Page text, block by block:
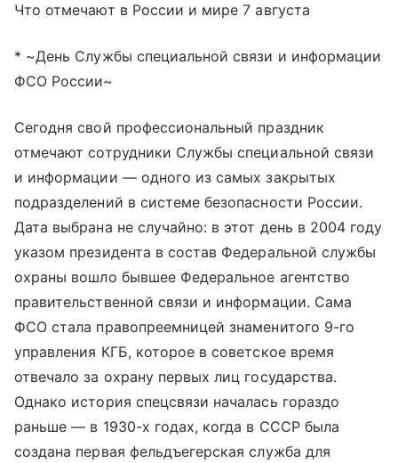
Что отмечают в России и мире 7 августа
* ~День Службы специальной связи и информации
ФСО России~
Сегодня свой профессиональный праздник
отмечают сотрудники Службы специальной связи
и информации — одного из самых закрытых
подразделений в системе безопасности России.
Дата выбрана не случайно: в этот день в 2004 году
указом президента в состав Федеральной службы
охраны вошло бывшее Федеральное агентство
правительственной связи и информации. Сама
ФСО стала правопреемницей знаменитого 9-го
управления КГБ, которое в советское время
отвечало за охрану первых лиц государства.
Однако история спецсвязи началась гораздо
раньше — в 1930-х годах, когда в СССР была
создана первая фельдъегерская служба для